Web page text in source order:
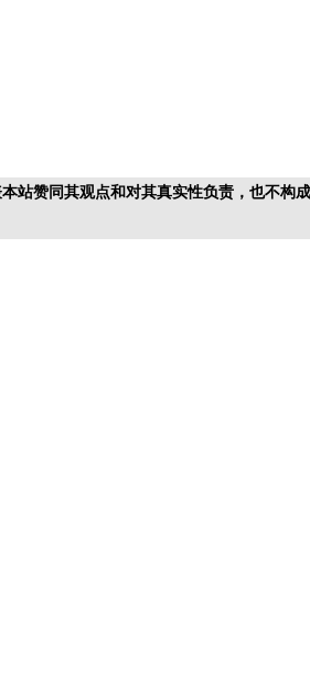
站赞同其观点和对其真实性负责，也不构